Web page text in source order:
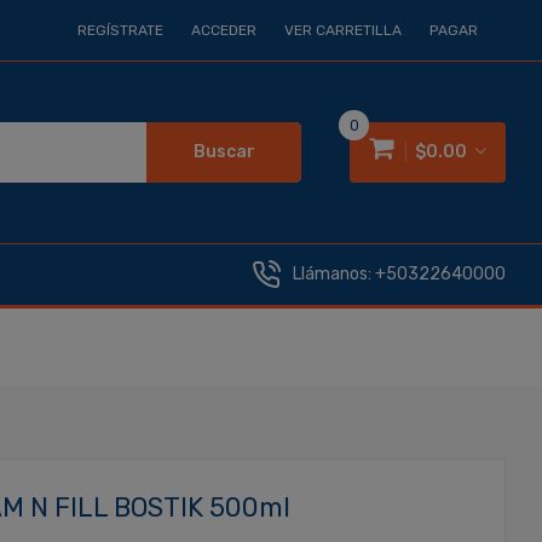
REGÍSTRATE ACCEDER VER CARRETILLA PAGAR
Buscar $0.00
0
Llámanos: +50322640000
N FILL BOSTIK 500ml